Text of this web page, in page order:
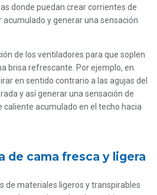
donde puedan crear corrientes de
acumulado y generar una sensación
de los ventiladores para que soplen
brisa refrescante. Por ejemplo, en
en sentido contrario a las agujas del
y así generar una sensación de
caliente acumulado en el techo hacia
de cama fresca y ligera
de materiales ligeros y transpirables